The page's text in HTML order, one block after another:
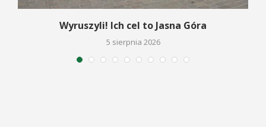
Wyruszyli! Ich cel to Jasna Góra
5 sierpnia 2026